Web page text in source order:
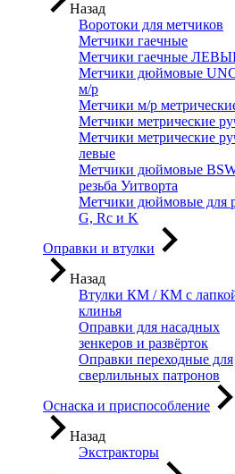
Назад
Воротоки для метчиков
Метчики гаечные
Метчики гаечные
Метчики дюймовые
м/р
Метчики м/р
Метчики метрические
Метчики метрические
левые
Метчики дюймовые
резьба Уитворта
Метчики дюймовые для
G, Rc и K
Оправки и втулки
Назад
Втулки КМ / КМ с
клинья
Оправки для насадных
зенкеров и развёрток
Оправки переходные для
сверлильных патронов
Оснаска и приспособление
Назад
Экстракторы